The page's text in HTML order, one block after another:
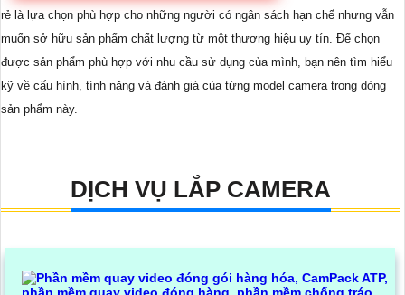
rẻ là lựa chọn phù hợp cho những người có ngân sách hạn chế nhưng vẫn
muốn sở hữu sản phẩm chất lượng từ một thương hiệu uy tín. Để chọn
được sản phẩm phù hợp với nhu cầu sử dụng của mình, bạn nên tìm hiểu
kỹ về cấu hình, tính năng và đánh giá của từng model camera trong dòng
sản phẩm này.
DỊCH VỤ LẮP CAMERA